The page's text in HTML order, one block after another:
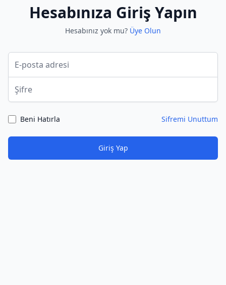
Hesabınıza Giriş Yapın
Hesabınız yok mu? Üye Olun
E-posta
Beni Hatırla Sifremi Unuttum
Giriş Yap